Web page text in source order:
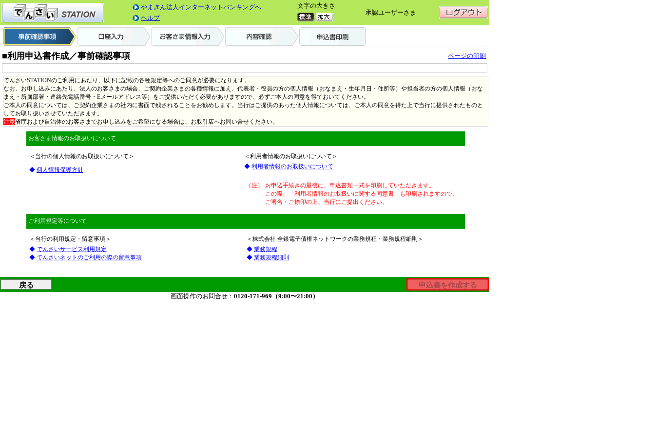
やまぎん法人インターネットバンキングへ
ヘルプ
文字の大きさ
承認ユーザーさま
■利用申込書作成／事前確認事項 ページの印刷
でんさいSTATIONのご利用にあたり、以下に記載の各種規定等へのご同意が必要になります。
なお、お申し込みにあたり、法人のお客さまの場合、ご契約企業さまの各種情報に加え、代表者・役員の方の個人情報（おなまえ・生年月日・住所等）や担当者の方の個人情報（おな
まえ・所属部署・連絡先電話番号・Eメールアドレス等）をご提供いただく必要がありますので、必ずご本人の同意を得ておいてください。
ご本人の同意については、ご契約企業さまの社内に書面で残されることをお勧めします。当行はご提供のあった個人情報については、ご本人の同意を得た上で当行に提供されたものと
してお取り扱いさせていただきます。
注意省庁および自治体のお客さまでお申し込みをご希望になる場合は、お取引店へお問い合せください。
お客さま情報のお取扱いについて
＜当行の個人情報のお取扱いについて＞
＜利用者情報のお取扱いについて＞
◆ 個人情報保護方針 ◆ 利用者情報のお取扱いについて
（注）
お申込手続きの最後に、申込書類一式を印刷していただきます。
この際、「利用者情報のお取扱いに関する同意書」も印刷されますので、
ご署名・ご捺印の上、当行にご提出ください。
ご利用規定等について
＜当行の利用規定・留意事項＞
＜株式会社 全銀電子債権ネットワークの業務規程・業務規程細則＞
◆ でんさいサービス利用規定
◆ でんさいネットのご利用の際の留意事項
◆ 業務規程
◆ 業務規程細則
画面操作のお問合せ： 0120-171-969（9:00〜21:00）